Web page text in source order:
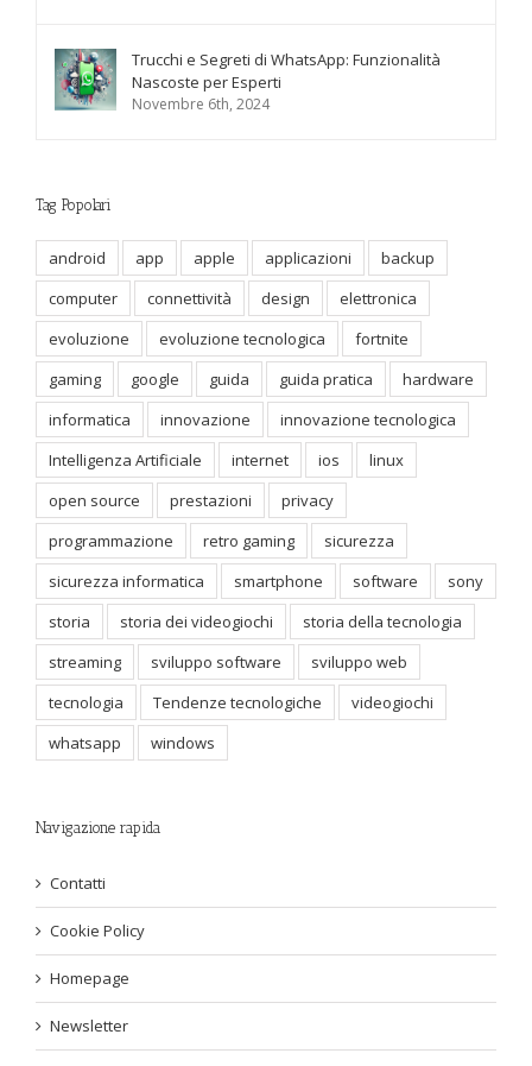
Trucchi e Segreti di WhatsApp: Funzionalità
Nascoste per Esperti
Novembre 6th, 2024
Tag Popolari
android app apple applicazioni
backup
computer
connettività design
elettronica
evoluzione
evoluzione tecnologica
fortnite
gaming
google guida guida pratica
hardware
informatica
innovazione
innovazione tecnologica
Intelligenza Artificiale
internet ios
linux
open source
prestazioni
privacy
programmazione
retro gaming
sicurezza
sicurezza informatica
smartphone software
sony
storia
storia dei videogiochi
storia della tecnologia
streaming
sviluppo software
sviluppo web
tecnologia
Tendenze tecnologiche
videogiochi
whatsapp
windows
Navigazione rapida
Contatti
Cookie Policy
Homepage
Newsletter